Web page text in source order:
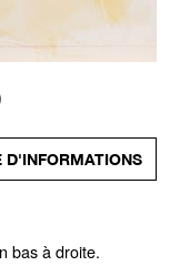
D'INFORMATIONS
bas à droite.